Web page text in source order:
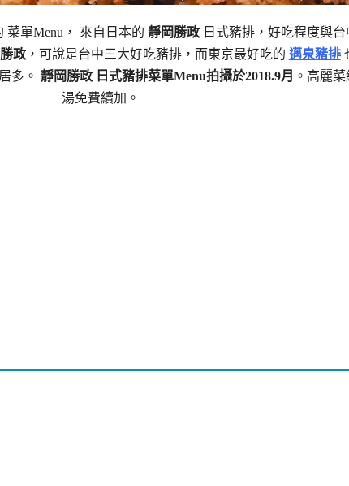
菜單Menu， 來自日本的靜岡勝政 日式豬排，好吃程度與
政，可說是台中三大好吃豬排，而東京最好吃的 邁泉豬排
多。 靜岡勝政 日式豬排菜單Menu拍攝於2018.9月 。高麗菜
湯免費續加。